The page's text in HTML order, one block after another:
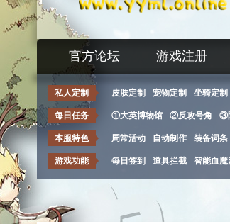
官方论坛 游戏注册
私人定制 皮肤定制 宠物定制 坐骑定制
每日任务 ①大英博物馆 ②反攻号角 ③
本服特色 周常活动 自动制作 装备词条
游戏功能 每日签到 道具拦截 智能血魔